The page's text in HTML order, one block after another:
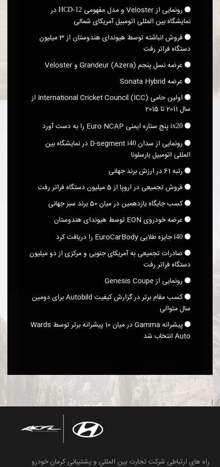
رونمایی از Veloster و مدل مفهومی
HCD-12در
نمایشگاه بین المللی اتومبیل آمریکای شمالی
فروش انباشته توسط هیوندای هندوستان از 3 میلیون
دستگاه فراتر رفت
عرضه نسل پنجم Grandeur (Azera)‎ و Veloster
عرضه Sonata Hybrid
اولین حامی International Cricket Council (ICC)‎ از
سال 2011 تا 2015
ix20پنج ستاره ایمنی Euro NCAP را به دست آورد
رونمایی از سدان D-segment i40
در نمایشگاه بین
المللی اتومبیل بارسلونا
رتبه 61 در ارزش برند جهانی
فروش تجمیعی در اروپا از 5 میلیون دستگاه فراتر رفت
کسب جایگاه یازدهمین در میان 50 برند سبز جهانی
عرضه خودروی EON توسط هیوندای هندوستان
i40جایزه طلایی EuroCarBody را دریافت کرد
صادرات تجمیعی به آمریکای جنوبی و مرکزی از دو میلیون
دستگاه فراتر رفت
رونمایی از Genesis Coupe
کسب مقام برتر در گزارش کیفیت Autobild برای دومین
سال متوالی
پیشرانه Gamma در میان 10 پیشرانه برتر توسط Wards
Auto انتخاب شد
); }
راه های ارتباطی شرکت تجارت بین المللی و پشتیبانی کرمان خودرو